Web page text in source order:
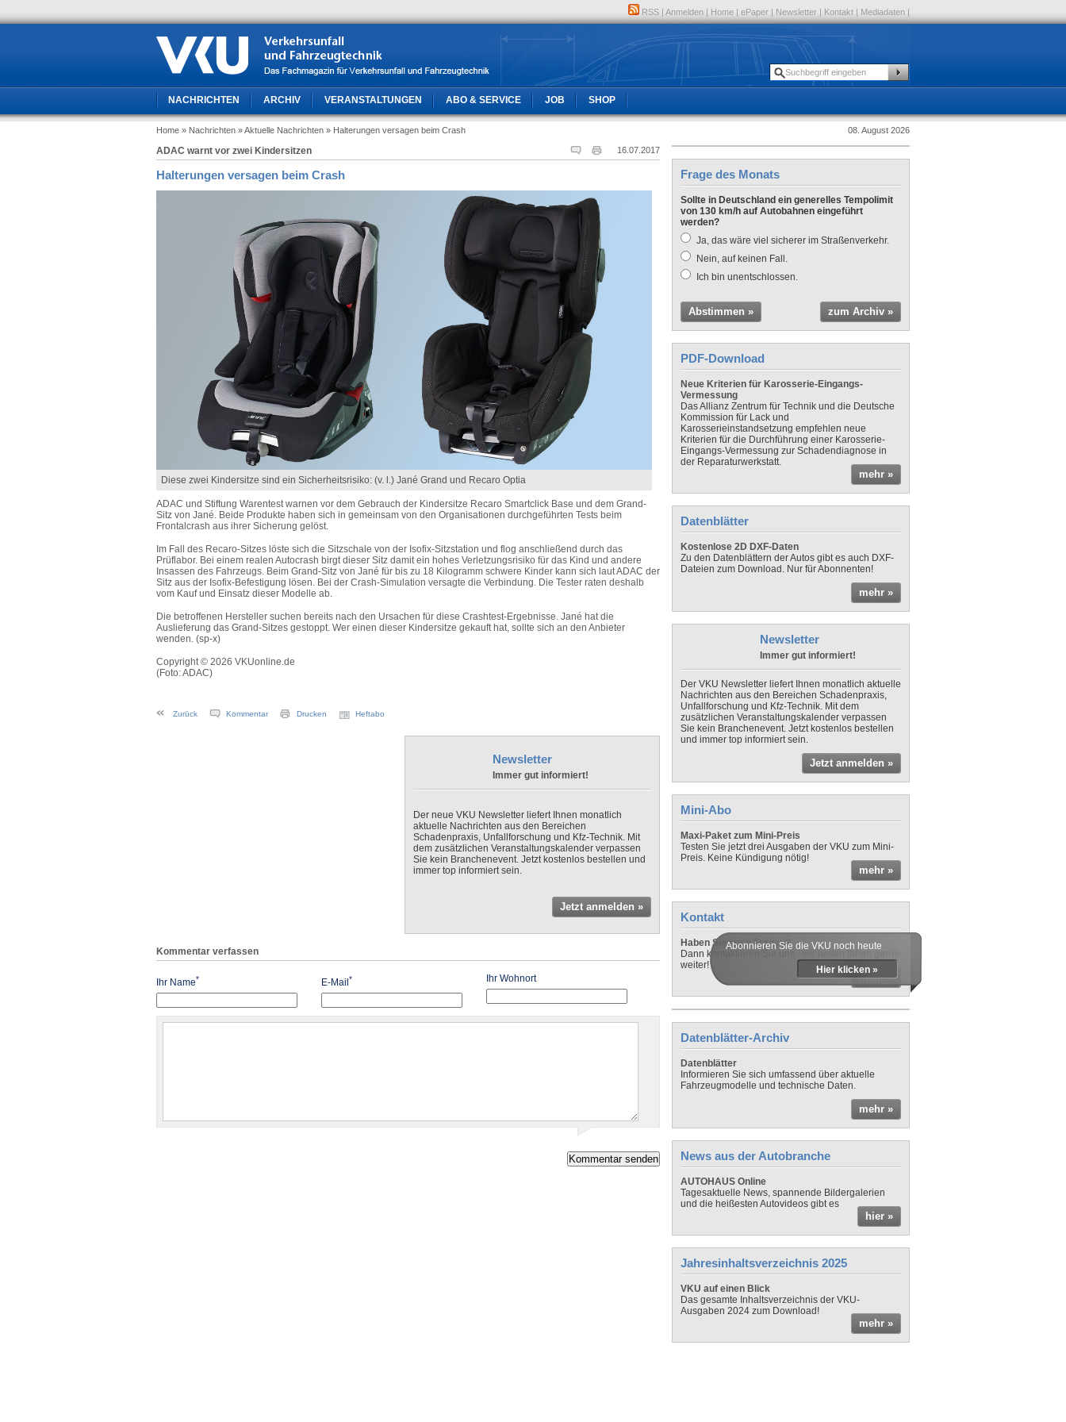
RSS | Anmelden | Home | ePaper | Newsletter | Kontakt | Mediadaten |
NACHRICHTEN ARCHIV VERANSTALTUNGEN ABO & SERVICE JOB SHOP
Home » Nachrichten » Aktuelle Nachrichten » Halterungen versagen beim Crash 08. August 2026
16.07.2017
ADAC warnt vor zwei Kindersitzen
Halterungen versagen beim Crash
Diese zwei Kindersitze sind ein Sicherheitsrisiko: (v. l.) Jané Grand und Recaro Optia
ADAC und Stiftung Warentest warnen vor dem Gebrauch der Kindersitze Recaro Smartclick Base und dem Grand-
Sitz von Jané. Beide Produkte haben sich in gemeinsam von den Organisationen durchgeführten Tests beim
Frontalcrash aus ihrer Sicherung gelöst.
Im Fall des Recaro-Sitzes löste sich die Sitzschale von der Isofix-Sitzstation und flog anschließend durch das
Prüflabor. Bei einem realen Autocrash birgt dieser Sitz damit ein hohes Verletzungsrisiko für das Kind und andere
Insassen des Fahrzeugs. Beim Grand-Sitz von Jané für bis zu 18 Kilogramm schwere Kinder kann sich laut ADAC der
Sitz aus der Isofix-Befestigung lösen. Bei der Crash-Simulation versagte die Verbindung. Die Tester raten deshalb
vom Kauf und Einsatz dieser Modelle ab.
Die betroffenen Hersteller suchen bereits nach den Ursachen für diese Crashtest-Ergebnisse. Jané hat die
Auslieferung das Grand-Sitzes gestoppt. Wer einen dieser Kindersitze gekauft hat, sollte sich an den Anbieter
wenden. (sp-x)
Copyright © 2026 VKUonline.de
(Foto: ADAC)
Zurück Kommentar Drucken Heftabo
Newsletter
Immer gut informiert!
Der neue VKU Newsletter liefert Ihnen monatlich
aktuelle Nachrichten aus den Bereichen
Schadenpraxis, Unfallforschung und Kfz-Technik. Mit
dem zusätzlichen Veranstaltungskalender verpassen
Sie kein Branchenevent. Jetzt kostenlos bestellen und
immer top informiert sein.
Jetzt anmelden »
Kommentar verfassen
Ihr Name* E-Mail* Ihr Wohnort
Frage des Monats
Sollte in Deutschland ein generelles Tempolimit
von 130 km/h auf Autobahnen eingeführt
werden?
Ja, das wäre viel sicherer im Straßenverkehr.
Nein, auf keinen Fall.
Ich bin unentschlossen.
Abstimmen » zum Archiv »
PDF-Download
Neue Kriterien für Karosserie-Eingangs-
Vermessung
Das Allianz Zentrum für Technik und die Deutsche
Kommission für Lack und
Karosserieinstandsetzung empfehlen neue
Kriterien für die Durchführung einer Karosserie-
Eingangs-Vermessung zur Schadendiagnose in
der Reparaturwerkstatt.
mehr »
Datenblätter
Kostenlose 2D DXF-Daten
Zu den Datenblättern der Autos gibt es auch DXF-
Dateien zum Download. Nur für Abonnenten!
mehr »
Newsletter
Immer gut informiert!
Der VKU Newsletter liefert Ihnen monatlich aktuelle
Nachrichten aus den Bereichen Schadenpraxis,
Unfallforschung und Kfz-Technik. Mit dem
zusätzlichen Veranstaltungskalender verpassen
Sie kein Branchenevent. Jetzt kostenlos bestellen
und immer top informiert sein.
Jetzt anmelden »
Mini-Abo
Maxi-Paket zum Mini-Preis
Testen Sie jetzt drei Ausgaben der VKU zum Mini-
Preis. Keine Kündigung nötig!
mehr »
Kontakt
Haben Sie noch Fragen?
Dann kontaktieren Sie uns - wir helfen Ihnen gerne
weiter!
mehr »
Abonnieren Sie die VKU noch heute
Hier klicken »
Datenblätter-Archiv
Datenblätter
Informieren Sie sich umfassend über aktuelle
Fahrzeugmodelle und technische Daten.
mehr »
News aus der Autobranche
AUTOHAUS Online
Tagesaktuelle News, spannende Bildergalerien
und die heißesten Autovideos gibt es
hier »
Jahresinhaltsverzeichnis 2025
VKU auf einen Blick
Das gesamte Inhaltsverzeichnis der VKU-
Ausgaben 2024 zum Download!
mehr »